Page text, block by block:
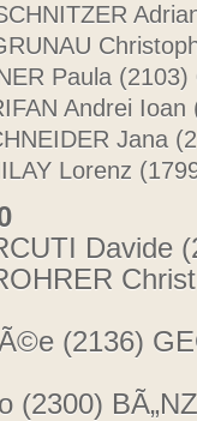
Paula (2103)
Andrei
Jana
Lorenz
Davide
(2136)
(2300)